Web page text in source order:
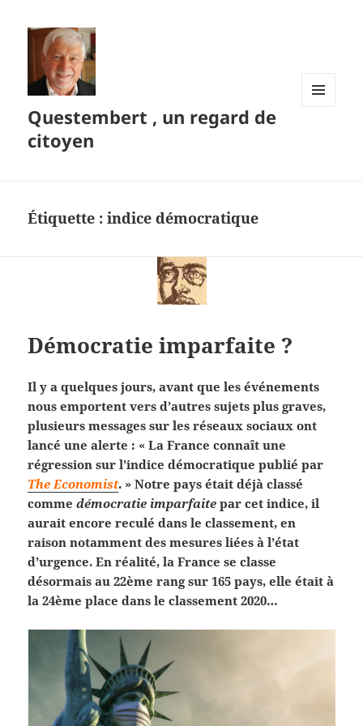
Questembert , un regard de
citoyen
Étiquette :indice démocratique
Démocratie imparfaite ?
Il y a quelques jours, avant que les événements
nous emportent vers d’autres sujets plus graves,
plusieurs messages sur les réseaux sociaux ont
lancé une alerte : « La France connaît une
régression sur l’indice démocratique publié par
The Economist. » Notre pays était déjà classé
commedémocratie imparfaite par cet indice, il
aurait encore reculé dans le classement, en
raison notamment des mesures liées à l’état
d’urgence. En réalité, la France se classe
désormais au 22ème rang sur 165 pays, elle était à
la 24ème place dans le classement 2020…